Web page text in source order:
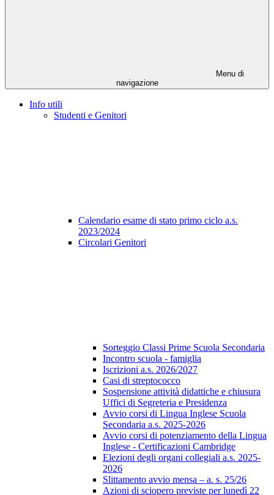
Menu di
navigazione
Info utili
Studenti e Genitori
Calendario esame di stato primo ciclo a.s.
2023/2024
Circolari Genitori
Sorteggio Classi Prime Scuola Secondaria
Incontro scuola - famiglia
Iscrizioni a.s. 2026/2027
Casi di streptococco
Sospensione attività didattiche e chiusura
Uffici di Segreteria e Presidenza
Avvio corsi di Lingua Inglese Scuola
Secondaria a.s. 2025-2026
Avvio corsi di potenziamento della Lingua
Inglese - Certificazioni Cambridge
Elezioni degli organi collegiali a.s. 2025-
2026
Slittamento avvio mensa – a. s. 25/26
Azioni di sciopero previste per lunedì 22